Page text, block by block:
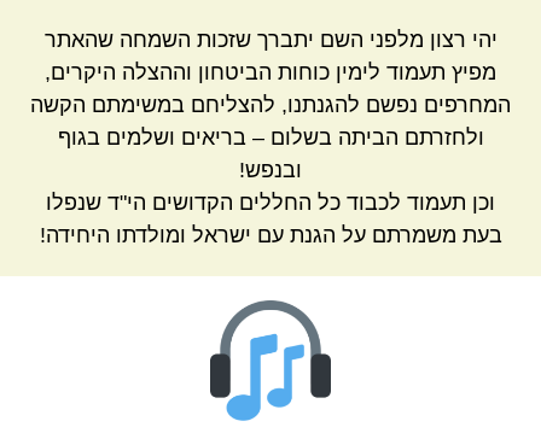
יהי רצון מלפני השם יתברך שזכות השמחה שהאתר
מפיץ תעמוד לימין כוחות הביטחון וההצלה היקרים,
המחרפים נפשם להגנתנו, להצליחם במשימתם הקשה
ולחזרתם הביתה בשלום – בריאים ושלמים בגוף
ובנפש!
וכן תעמוד לכבוד כל החללים הקדושים הי"ד שנפלו
בעת משמרתם על הגנת עם ישראל ומולדתו היחידה!